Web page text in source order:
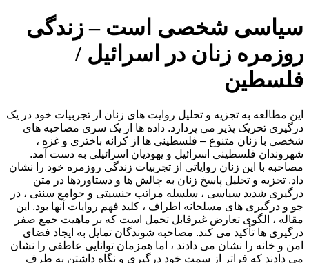
سیاسی شخصی است – زندگی
روزمره زنان در اسرائیل /
فلسطین
این مطالعه به تجزیه و تحلیل روایت های زنان از تجربیات خود در یک
درگیری تحریک پذیر می پردازد. داده ها از یک سری مصاحبه های
شخصی با زنان متنوع – فلسطینی ها از کرانه باختری و غزه ،
شهروندان فلسطینی اسرائیل و یهودیان اسرائیلی به دست آمد.
مصاحبه با این زنان روایاتی از تجربیات زندگی روزمره خود را نشان
داد. تجزیه و تحلیل پاسخ زنان به چالش ها و دستاوردها در متن
درگیری شدید سیاسی ، سلسله مراتب جنسیتی و جوامع سنتی ، در
جو و درگیری های مسلحانه اطراف ، کلید فهم روایات آنها بود. این
مقاله ، الگوی تعارض غیرقابل تحمل است که بر ماهیت جمع صفر
درگیری ها تأکید می کند. مصاحبه شوندگان تمایل به ایجاد فضای
امن و خانه را نشان می دادند ، اما همزمان توانایی عاطفی را نشان
می دادند که فراتر از سمت خود درگیری و نگاه داشتن به طرف